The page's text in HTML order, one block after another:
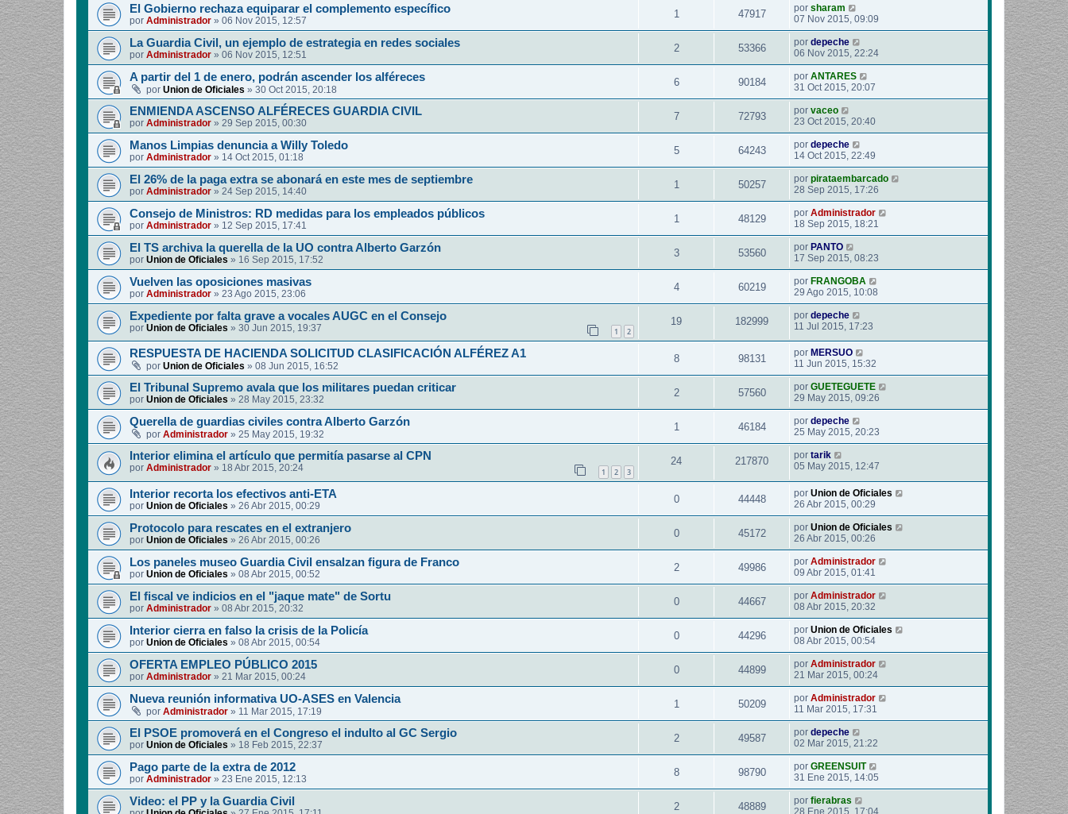
El Gobierno rechaza equiparar el complemento específico
por Administrador » 06 Nov 2015, 12:57
1 47917 por sharam
07 Nov 2015, 09:09
La Guardia Civil, un ejemplo de estrategia en redes sociales
por Administrador » 06 Nov 2015, 12:51
2 53366 por depeche
06 Nov 2015, 22:24
A partir del 1 de enero, podrán ascender los alféreces
por Union de Oficiales » 30 Oct 2015, 20:18
6 90184 por ANTARES
31 Oct 2015, 20:07
ENMIENDA ASCENSO ALFÉRECES GUARDIA CIVIL
por Administrador » 29 Sep 2015, 00:30
7 72793 por vaceo
23 Oct 2015, 20:40
Manos Limpias denuncia a Willy Toledo
por Administrador » 14 Oct 2015, 01:18
5 64243 por depeche
14 Oct 2015, 22:49
El 26% de la paga extra se abonará en este mes de septiembre
por Administrador » 24 Sep 2015, 14:40
1 50257 por pirataembarcado
28 Sep 2015, 17:26
Consejo de Ministros: RD medidas para los empleados públicos
por Administrador » 12 Sep 2015, 17:41
1 48129 por Administrador
18 Sep 2015, 18:21
El TS archiva la querella de la UO contra Alberto Garzón
por Union de Oficiales » 16 Sep 2015, 17:52
3 53560 por PANTO
17 Sep 2015, 08:23
Vuelven las oposiciones masivas
por Administrador » 23 Ago 2015, 23:06
4 60219 por FRANGOBA
29 Ago 2015, 10:08
Expediente por falta grave a vocales AUGC en el Consejo
por Union de Oficiales » 30 Jun 2015, 19:37 1 2
19 182999 por depeche
11 Jul 2015, 17:23
RESPUESTA DE HACIENDA SOLICITUD CLASIFICACIÓN ALFÉREZ A1
por Union de Oficiales » 08 Jun 2015, 16:52
8 98131 por MERSUO
11 Jun 2015, 15:32
El Tribunal Supremo avala que los militares puedan criticar
por Union de Oficiales » 28 May 2015, 23:32
2 57560 por GUETEGUETE
29 May 2015, 09:26
Querella de guardias civiles contra Alberto Garzón
por Administrador » 25 May 2015, 19:32
1 46184 por depeche
25 May 2015, 20:23
Interior elimina el artículo que permitía pasarse al CPN
por Administrador » 18 Abr 2015, 20:24 1 2 3
24 217870 por tarik
05 May 2015, 12:47
Interior recorta los efectivos anti-ETA
por Union de Oficiales » 26 Abr 2015, 00:29
0 44448 por Union de Oficiales
26 Abr 2015, 00:29
Protocolo para rescates en el extranjero
por Union de Oficiales » 26 Abr 2015, 00:26
0 45172 por Union de Oficiales
26 Abr 2015, 00:26
Los paneles museo Guardia Civil ensalzan figura de Franco
por Union de Oficiales » 08 Abr 2015, 00:52
2 49986 por Administrador
09 Abr 2015, 01:41
El fiscal ve indicios en el "jaque mate" de Sortu
por Administrador » 08 Abr 2015, 20:32
0 44667 por Administrador
08 Abr 2015, 20:32
Interior cierra en falso la crisis de la Policía
por Union de Oficiales » 08 Abr 2015, 00:54
0 44296 por Union de Oficiales
08 Abr 2015, 00:54
OFERTA EMPLEO PÚBLICO 2015
por Administrador » 21 Mar 2015, 00:24
0 44899 por Administrador
21 Mar 2015, 00:24
Nueva reunión informativa UO-ASES en Valencia
por Administrador » 11 Mar 2015, 17:19
1 50209 por Administrador
11 Mar 2015, 17:31
El PSOE promoverá en el Congreso el indulto al GC Sergio
por Union de Oficiales » 18 Feb 2015, 22:37
2 49587 por depeche
02 Mar 2015, 21:22
Pago parte de la extra de 2012
por Administrador » 23 Ene 2015, 12:13
8 98790 por GREENSUIT
31 Ene 2015, 14:05
Video: el PP y la Guardia Civil 2 48889 por fierabras
28 Ene 2015, 17:04